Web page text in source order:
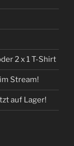
2 x 1 T-Shirt
Stream!
auf Lager!